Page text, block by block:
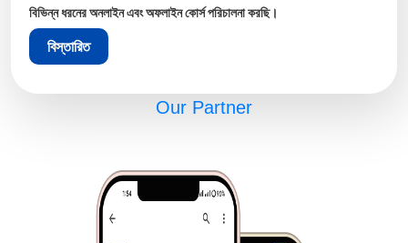
বিভিন্ন ধরনের অনলাইন এবং অফলাইন কোর্স পরিচালনা করছি।
বিস্তারিত
Our Partner